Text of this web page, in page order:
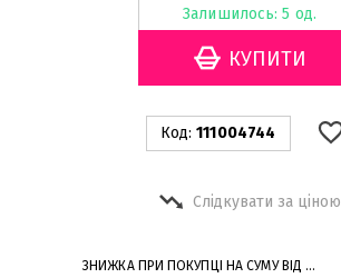
Залишилось: 5 од.
Код: 111004744
Слідкувати за ціною
ЗНИЖКА ПРИ ПОКУПЦІ НА СУМУ ВІД ...